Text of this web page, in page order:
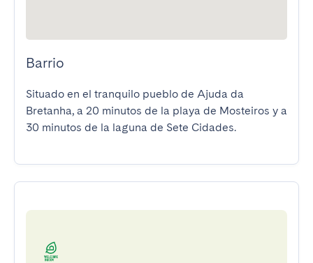
Barrio
Situado en el tranquilo pueblo de Ajuda da
Bretanha, a 20 minutos de la playa de Mosteiros y a
30 minutos de la laguna de Sete Cidades.